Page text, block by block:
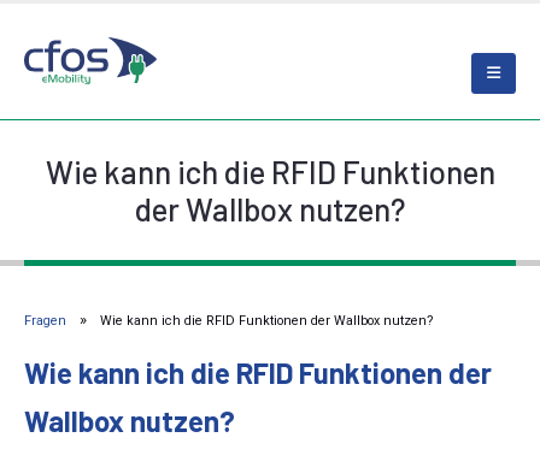
Wie kann ich die RFID Funktionen
der Wallbox nutzen?
Fragen Wie kann ich die RFID Funktionen der Wallbox nutzen?
Wie kann ich die RFID Funktionen der
Wallbox nutzen?